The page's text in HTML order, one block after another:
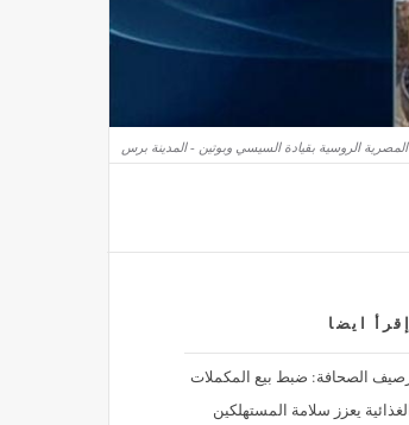
الروسية بقيادة السيسي وبوتين - المدينة برس
إقرأ ايضا
الصحافة: ضبط بيع المكملات
يعزز سلامة المستهلكين